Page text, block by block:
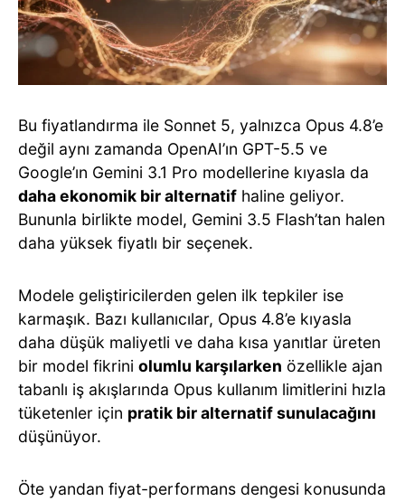
Bu fiyatlandırma ile Sonnet 5, yalnızca Opus 4.8’e
değil aynı zamanda OpenAI’ın GPT-5.5 ve
Google’ın Gemini 3.1 Pro modellerine kıyasla da
daha ekonomik bir alternatif haline geliyor.
Bununla birlikte model, Gemini 3.5 Flash’tan halen
daha yüksek fiyatlı bir seçenek.
Modele geliştiricilerden gelen ilk tepkiler ise
karmaşık. Bazı kullanıcılar, Opus 4.8’e kıyasla
daha düşük maliyetli ve daha kısa yanıtlar üreten
bir model fikrini olumlu karşılarken özellikle ajan
tabanlı iş akışlarında Opus kullanım limitlerini hızla
tüketenler için pratik bir alternatif sunulacağını
düşünüyor.
Öte yandan fiyat-performans dengesi konusunda